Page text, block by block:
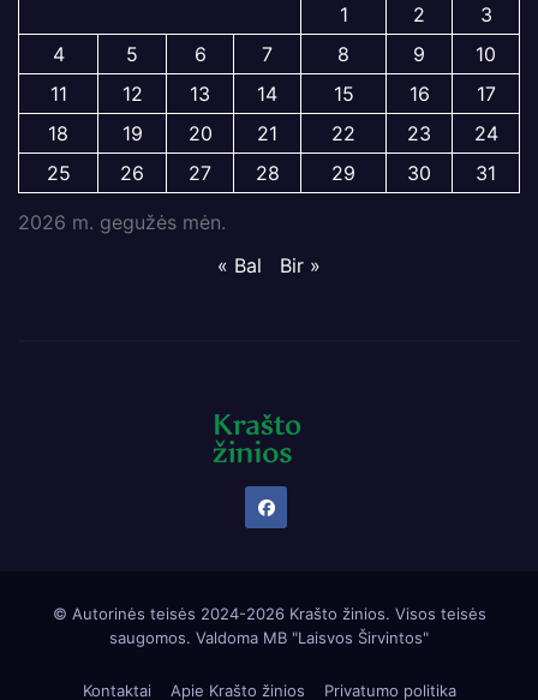
2026 m. gegužės mėn.
1
2
3
4
5 6 7 8 9
10
11
12 13 14 15 16
17
18
19 20 21 22 23
24
25
26 27 28 29 30 31
« Bal Bir »
© Autorinės teisės 2024-2026 Krašto žinios. Visos teisės
saugomos. Valdoma MB "Laisvos Širvintos"
Kontaktai Apie Krašto žinios Privatumo politika